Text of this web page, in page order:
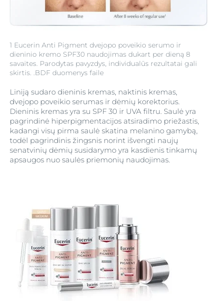
1 Eucerin Anti Pigment dvejopo poveikio serumo ir
dieninio kremo SPF30 naudojimas dukart per dieną 8
savaites. Parodytas pavyzdys, individualūs rezultatai gali
skirtis. .BDF duomenys faile
Liniją sudaro dieninis kremas, naktinis kremas,
dvejopo poveikio serumas ir dėmių korektorius.
Dieninis kremas yra su SPF 30 ir UVA filtru. Saulė yra
pagrindinė hiperpigmentacijos atsiradimo priežastis,
kadangi visų pirma saulė skatina melanino gamybą,
todėl pagrindinis žingsnis norint išvengti naujų
senatvinių dėmių susidarymo yra kasdienis tinkamų
apsaugos nuo saulės priemonių naudojimas.